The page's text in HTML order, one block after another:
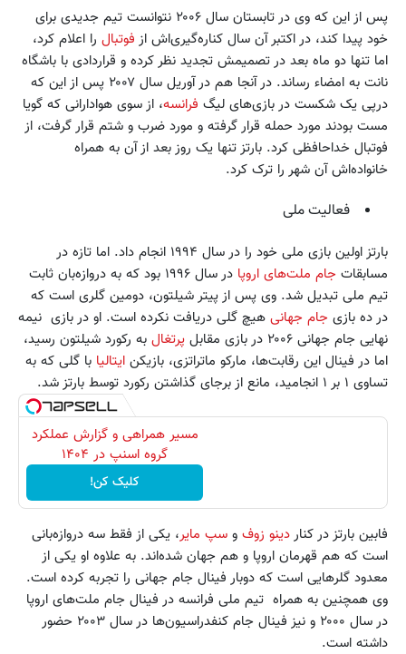
پس از این که وی در تابستان سال ۲۰۰۶ نتوانست تیم جدیدی برای
خود پیدا کند، در اکتبر آن سال کناره‌گیری‌اش از فوتبال را اعلام کرد،‌
اما تنها دو ماه بعد در تصمیمش تجدید نظر کرده و قراردادی با باشگاه
نانت به امضاء رساند. در آنجا هم در آوریل سال ۲۰۰۷ پس از این که
درپی یک شکست در بازی‌های لیگ فرانسه، از سوی هوادارانی که گویا
مست بودند مورد حمله قرار گرفته و مورد ضرب و شتم قرار گرفت، از
فوتبال خداحافظی کرد. بارتز تنها یک روز بعد از آن به همراه
خانواده‌اش آن شهر را ترک کرد.
فعالیت ملی
بارتز اولین بازی ملی خود را در سال ۱۹۹۴ انجام داد. اما تازه در
مسابقات جام ملت‌های اروپا
در سال ۱۹۹۶ بود که به دروازه‌بان ثابت
تیم ملی تبدیل شد. وی پس از پیتر شیلتون، دومین گلری است که
در ده بازی جام جهانی هیچ گلی دریافت نکرده است. او در بازی نیمه
نهایی جام جهانی ۲۰۰۶ در بازی مقابل
پرتغال به رکورد شیلتون رسید،
اما در فینال این رقابت‌ها، مارکو ماتراتزی، بازیکن ایتالیا با گلی که به
تساوی ۱ بر ۱ انجامید، مانع از برجای گذاشتن رکورد توسط بارتز شد.
مسیر همراهی و گزارش عملکرد
گروه اسنپ در ۱۴۰۴
کلیک کن!
فابین بارتز در کناردینو زوف و سپ مایر، یکی از فقط سه دروازه‌بانی
است که هم قهرمان اروپا و هم جهان شده‌اند. به علاوه او یکی از
معدود گلرهایی است که دوبار فینال جام جهانی را تجربه کرده است.
وی همچنین به همراه تیم ملی فرانسه در فینال جام ملت‌های اروپا
در سال ۲۰۰۰ و نیز فینال جام کنفدراسیون‌ها در سال ۲۰۰۳ حضور
داشته است.